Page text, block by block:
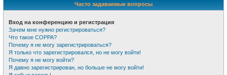
Часто задаваемые вопросы
Вход на конференцию и регистрация
Зачем мне нужно регистрироваться?
Что такое COPPA?
Почему я не могу зарегистрироваться?
Я только что зарегистрировался, но не могу войти!
Почему я не могу войти?
Я давно зарегистрирован, но больше не могу войти!